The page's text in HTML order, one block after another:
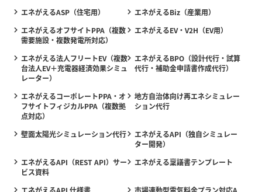
エネがえるASP（住宅用）
エネがえるBiz（産業用）
エネがえるオフサイトPPA（複数
需要施設・複数発電所対応）
エネがえるEV・V2H（EV用）
エネがえる法人フリートEV（複数
台法人EV＋充電器経済効果シミュ
レーター）
エネがえるBPO（設計代行・試算
代行・補助金申請書作成代行）
エネがえるコーポレートPPA・オ
フサイトフィジカルPPA（複数拠
点対応）
地方自治体向け再エネシミュレー
ション代行
壁面太陽光シミュレーション代行
エネがえるAPI（独自シミュレー
ター開発）
エネがえるAPI（REST API）サー
ビス資料
エネがえる稟議書テンプレート